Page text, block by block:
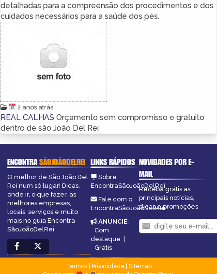
detalhadas para a compreensão dos procedimentos e dos
cuidados necessários para a saúde dos pés.
2 anos atrás
REAL CALHAS Orçamento sem compromisso e gratuito
dentro de são João Del Rei
ENCONTRASÃOJOÃODELREI
O melhor de São João Del
Rei num só lugar! Dicas,
onde ir, o que fazer, as
melhores empresas,
locais, serviços e muito
mais no guia Encontra
SãoJoãoDelRei.
LINKS RÁPIDOS
Sobre
EncontraSãoJoãoDelRei
Fale com o
EncontraSãoJoãoDelRei
ANUNCIE:
Com
destaque |
Grátis
NOVIDADES POR E-
MAIL
Receba grátis as
principais notícias,
dicas e promoções
Termos| Privacidade
Sitemap